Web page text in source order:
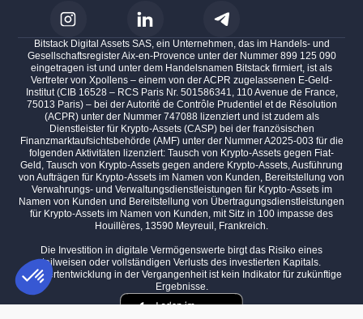
Bitstack Digital Assets SAS, ein Unternehmen, das im Handels- und
Gesellschaftsregister Aix-en-Provence unter der Nummer 899 125 090
eingetragen ist und unter dem Handelsnamen Bitstack firmiert, ist als
Vertreter von Xpollens – einem von der ACPR zugelassenen E-Geld-
Institut (CIB 16528 – RCS Paris Nr. 501586341, 110 Avenue de France,
75013 Paris) – bei der Autorité de Contrôle Prudentiel et de Résolution
(ACPR) unter der Nummer 747088 lizenziert und ist zudem als
Dienstleister für Krypto-Assets (CASP) bei der französischen
Finanzmarktaufsichtsbehörde (AMF) unter der Nummer A2025-003 für die
folgenden Aktivitäten lizenziert: Tausch von Krypto-Assets gegen Fiat-
Geld, Tausch von Krypto-Assets gegen andere Krypto-Assets, Ausführung
von Aufträgen für Krypto-Assets im Namen von Kunden, Bereitstellung von
Verwahrungs- und Verwaltungsdienstleistungen für Krypto-Assets im
Namen von Kunden und Bereitstellung von Übertragungsdienstleistungen
für Krypto-Assets im Namen von Kunden, mit Sitz in 100 impasse des
Houillères, 13590 Meyreuil, Frankreich.
Die Investition in digitale Vermögenswerte birgt das Risiko eines
teilweisen oder vollständigen Verlusts des investierten Kapitals.
Die Wertentwicklung in der Vergangenheit ist kein Indikator für zukünftige
Ergebnisse.